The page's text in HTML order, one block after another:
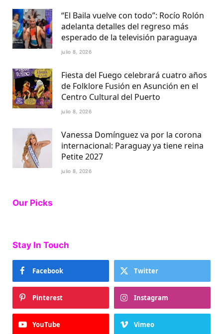
“El Baila vuelve con todo”: Rocío Rolón
adelanta detalles del regreso más
esperado de la televisión paraguaya
julio 8, 2026
Fiesta del Fuego celebrará cuatro años
de Folklore Fusión en Asunción en el
Centro Cultural del Puerto
julio 8, 2026
Vanessa Domínguez va por la corona
internacional: Paraguay ya tiene reina
Petite 2027
julio 8, 2026
Our Picks
Stay In Touch
Facebook Twitter
Pinterest Instagram
YouTube Vimeo